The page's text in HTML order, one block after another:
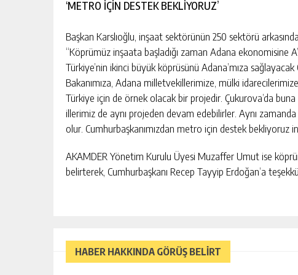
‘METRO İÇİN DESTEK BEKLİYORUZ’
Başkan Karslıoğlu, inşaat sektörünün 250 sektörü
“Köprümüz inşaata başladığı zaman Adana ekonomisine
Türkiye’nin ikinci büyük köprüsünü Adana’mıza
Bakanımıza, Adana milletvekillerimize, mülki
Türkiye için de örnek olacak bir projedir. Çukurova’da
illerimiz de aynı projeden devam edebilirler. Aynı
olur. Cumhurbaşkanımızdan metro için destek bekliyoruz
AKAMDER Yönetim Kurulu Üyesi Muzaffer Umut ise
belirterek, Cumhurbaşkanı Recep Tayyip Erdoğan’a
HABER HAKKINDA GÖRÜŞ BELİRT